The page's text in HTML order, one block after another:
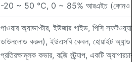
-20 ~ 50 ℃, 0 ~ 85% আরএইচ (কোনও
পাওয়ার অ্যাডাপ্টার, ইউজার গাইড, পিসি
ডাউনলোড করুন), ইউএসবি কেবল, হোয়াইট অ্যান্ড
প্রতিরক্ষামূলক কভার, কব্জি স্ট্র্যাপ, একটি অ্যাপারচার